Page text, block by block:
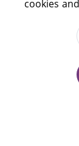
220114,
Tel.:
Fax:
E-mail:
cookies